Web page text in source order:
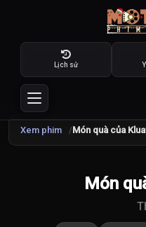
Lịch sử
Xem phim Món quà của
Món